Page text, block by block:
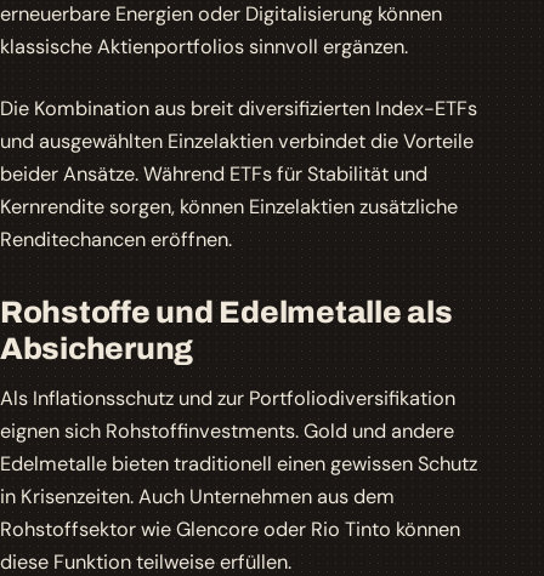
erneuerbare Energien oder Digitalisierung können
klassische Aktienportfolios sinnvoll ergänzen.
Die Kombination aus breit diversifizierten Index-ETFs
und ausgewählten Einzelaktien verbindet die Vorteile
beider Ansätze. Während ETFs für Stabilität und
Kernrendite sorgen, können Einzelaktien zusätzliche
Renditechancen eröffnen.
Rohstoffe und Edelmetalle als
Absicherung
Als Inflationsschutz und zur Portfoliodiversifikation
eignen sich Rohstoffinvestments. Gold und andere
Edelmetalle bieten traditionell einen gewissen Schutz
in Krisenzeiten. Auch Unternehmen aus dem
Rohstoffsektor wie Glencore oder Rio Tinto können
diese Funktion teilweise erfüllen.